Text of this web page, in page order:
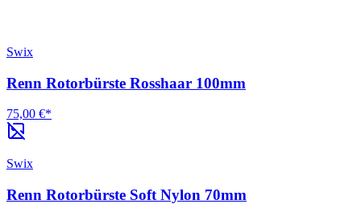
Swix
Renn Rotorbürste Rosshaar 100mm
75,00 €*
Swix
Renn Rotorbürste Soft Nylon 70mm